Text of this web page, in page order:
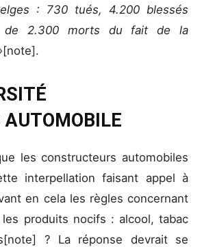
: 730 tués, 4.200 blessés
de 2.300 morts du fait de la
[note].
AUTOMOBILE
les constructeurs automobiles
interpellation faisant appel à
en cela les règles concernant
produits nocifs : alcool, tabac
? La réponse devrait se